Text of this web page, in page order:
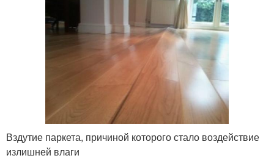
Вздутие паркета, причиной которого стало воздействие
излишней влаги